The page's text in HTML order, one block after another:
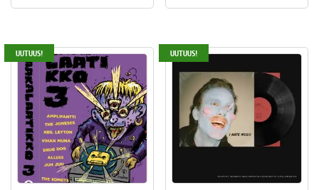
UUTUUS! UUTUUS!